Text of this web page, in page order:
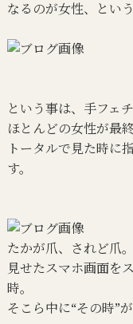
なるのが女性、という
という事は、手フェ
ほとんどの女性が最
トータルで見た時に
す。
たかが爪、されど爪
見せたスマホ画面を
時。
そこら中に“その時”